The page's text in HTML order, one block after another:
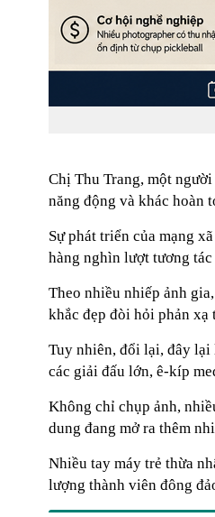
Chị Thu Trang, một
năng động và khác hoàn
Sự phát triển của mạng
hàng nghìn lượt tương
Theo nhiều nhiếp ảnh
khắc đẹp đòi hỏi phản
Tuy nhiên, đổi lại, đây
các giải đấu lớn, ê-kíp
Không chỉ chụp ảnh,
dung đang mở ra thêm
Nhiều tay máy trẻ thừa
lượng thành viên đông